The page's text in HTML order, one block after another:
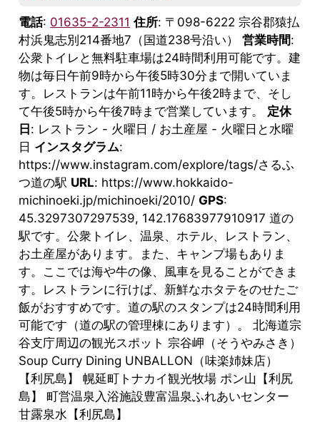
電話: 01635-2-2311 住所: 〒098-6222 宗谷郡猿払
村浜鬼志別214番地7（国道238号沿い） 営業時間:
公衆トイレと無料駐車場は24時間利用可能です。建
物は毎日午前9時から午後5時30分まで開いていま
す。レストランは午前11時から午後2時まで、そし
て午後5時から午後7時まで営業しています。 定休
日: レストラン - 火曜日 / お土産屋 - 火曜日と水曜
日 インスタグラム:
https://www.instagram.com/explore/tags/さるふ
つ道の駅 URL: https://www.hokkaido-
michinoeki.jp/michinoeki/2010/ GPS:
45.3297307297539, 142.17683977910917 道の
駅です。公衆トイレ、温泉、ホテル、レストラン、
お土産屋があります。また、キャンプ場もありま
す。ここでは海や牛の像、風車を見ることができま
す。レストランに行けば、新鮮なホタテをのせたご
飯がおすすめです。道の駅のスタンプは24時間利用
可能です（道の駅の管理棟にあります）。 北海道宗
谷支庁周辺の観光スポット 宗谷岬（そうやみさき）
Soup Curry Dining UNBALLON（味楽姉妹店）
【利尻島】 幌延町トナカイ観光牧場 ポン山【利尻
島】 町営温泉入浴施設豊富温泉ふれあいセンター
甘露泉水【利尻島】